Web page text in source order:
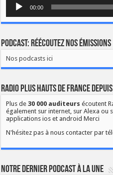
00:00
Podcast: Réécoutez nos émissions
Nos podcasts ici
Radio Plus Hauts de France
Plus de30 000 auditeurs écoutent
également sur internet, sur Alexa ou
applications ios et android Merci
N'hésitez pas à nous contacter par
Notre dernier podcast à la une